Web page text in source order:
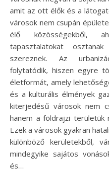
amit az ott élők és a
városok nem csupán
élő közösségekből,
tapasztalatokat
szereznek. Az
folytatódik, hiszen egyre
életformát, amely
és a kulturális élmények
kiterjedésű városok nem
hanem a földrajzi területük
Ezek a városok gyakran
különböző kerületekből,
mindegyike sajátos
és…